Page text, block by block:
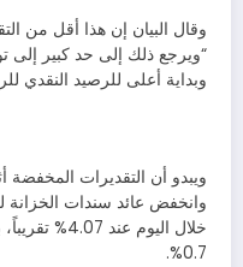
“ويرجع ذلك إلى حد كبير إلى
وبداية أعلى للرصيد النقدي
ويبدو أن التقديرات المخفضة
0.7%.